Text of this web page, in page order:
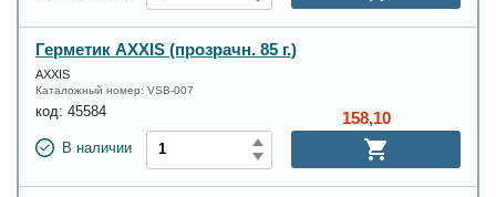
Герметик AXXIS (прозрачн. 85 г.)
AXXIS
Каталожный номер: VSB-007
код: 45584
В наличии
158,10